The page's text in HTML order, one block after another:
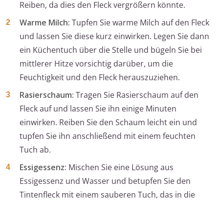
Reiben, da dies den Fleck vergrößern könnte.
Warme Milch: Tupfen Sie warme Milch auf den Fleck
und lassen Sie diese kurz einwirken. Legen Sie dann
ein Küchentuch über die Stelle und bügeln Sie bei
mittlerer Hitze vorsichtig darüber, um die
Feuchtigkeit und den Fleck herauszuziehen.
Rasierschaum: Tragen Sie Rasierschaum auf den
Fleck auf und lassen Sie ihn einige Minuten
einwirken. Reiben Sie den Schaum leicht ein und
tupfen Sie ihn anschließend mit einem feuchten
Tuch ab.
Essigessenz: Mischen Sie eine Lösung aus
Essigessenz und Wasser und betupfen Sie den
Tintenfleck mit einem sauberen Tuch, das in die